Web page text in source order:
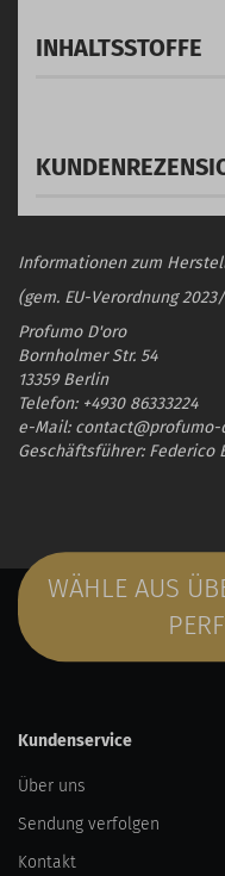
INHALTSSTOFFE
Informationen zum
(gem. EU-Verordnung
Profumo D'oro
Bornholmer Str. 54
13359 Berlin
Telefon: +4930 86333224
e-Mail: contact@profumo-
Geschäftsführer: Federico
WÄHLE AUS
Kundenservice
Über uns
Sendung verfolgen
Kontakt